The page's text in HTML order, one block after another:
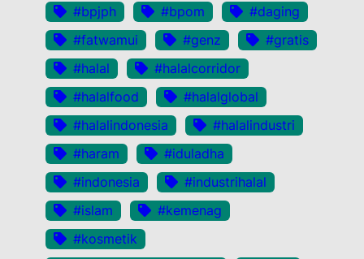
#bpjph
#bpom
#daging
#fatwamui
#genz
#gratis
#halal
#halalcorridor
#halalfood
#halalglobal
#halalindonesia
#halalindustri
#haram
#iduladha
#indonesia
#industrihalal
#islam
#kemenag
#kosmetik